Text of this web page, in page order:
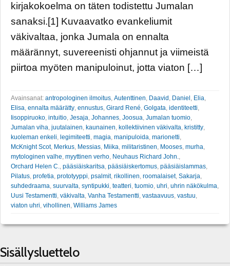
kirjakokoelma on täten todistettu Jumalan
sanaksi.[1] Kuvaavatko evankeliumit
väkivaltaa, jonka Jumala on ennalta
määrännyt, suvereenisti ohjannut ja viimeistä
piirtoa myöten manipuloinut, jotta viaton […]
Avainsanat: antropologinen ilmoitus Autenttinen Daavid Daniel Elia
Elisa ennalta määrätty ennustus Girard René Golgata identiteetti
Iisoppiruoko intuitio Jesaja Johannes Joosua Jumalan tuomio
Jumalan viha juutalainen kaunainen kollektiivinen väkivalta kristitty
kuoleman enkeli legimiteetti magia manipuloida marionetti
McKnight Scot, Merkus Messias Miika militaristinen Mooses murha
mytologinen valhe myyttinen verho Neuhaus Richard John.
Orchard Helen C.
pääsiäiskaritsa pääsiäiskertomus pääsiäislammas
Pilatus profetia prototyyppi psalmit, rikollinen roomalaiset, Sakarja
suhdedraama suurvalta syntipukki teatteri tuomio uhri uhrin näkökulma
Uusi Testamentti väkivalta Vanha Testamentti vastaavuus vastuu
viaton uhri vihollinen Williams James
Sisällysluettelo